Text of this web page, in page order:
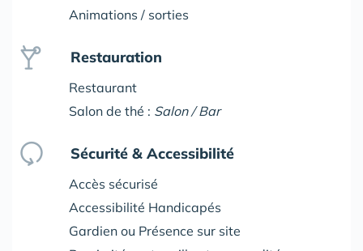
Animations / sorties
Restauration
Restaurant
Salon de thé : Salon / Bar
Sécurité & Accessibilité
Accès sécurisé
Accessibilité Handicapés
Gardien ou Présence sur site